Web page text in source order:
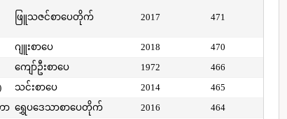
ဖြူသဇင်စာပေတိုက် 2017 471
ဂျူးစာပေ 2018
470
ကျော်ဦးစာပေ 1972
466
သင်းစာပေ 2014
465
ာ ရွှေပဒေသာစာပေတိုက် 2016
464